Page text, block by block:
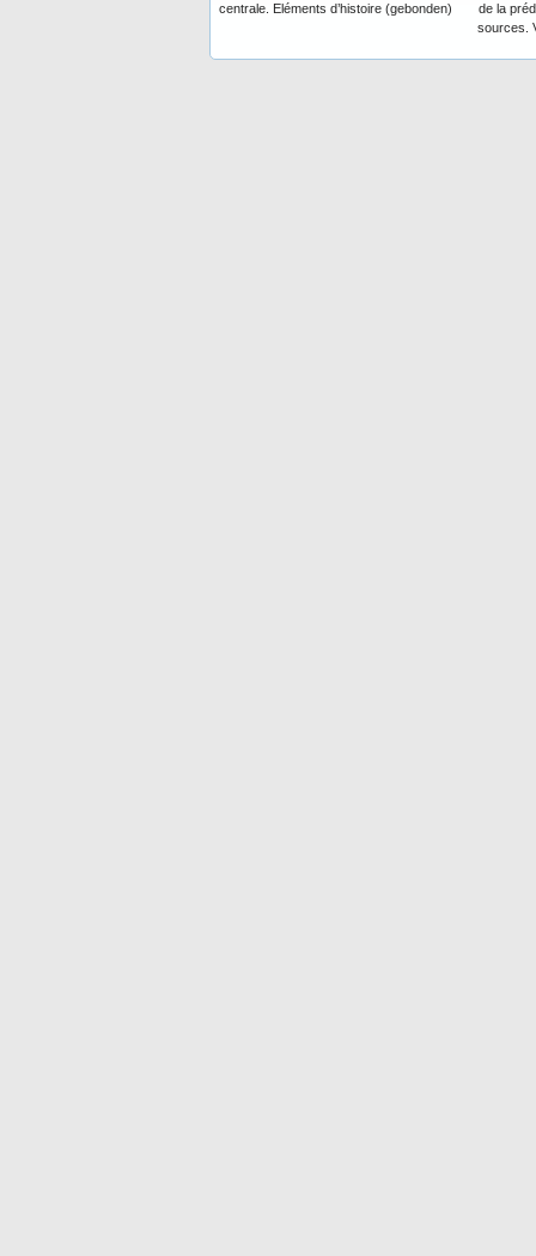
centrale. Eléments d’histoire (gebonden)
de la
sources.